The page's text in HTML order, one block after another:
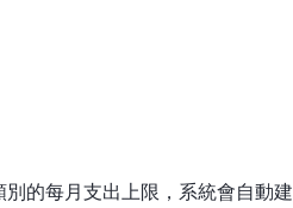
的每月支出上限，系統會自動建